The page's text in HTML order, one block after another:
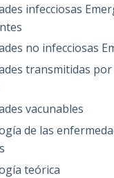
infecciosas
no infecciosas
transmitidas
vacunables
de las
teórica